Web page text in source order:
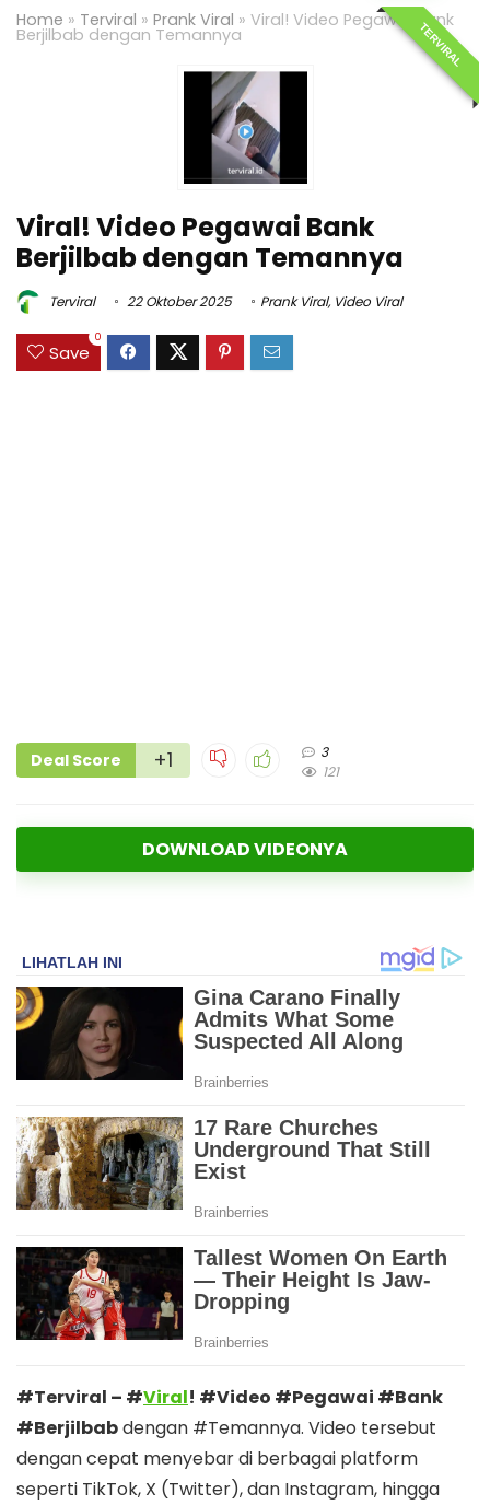
Home » Terviral » Prank Viral » Viral! Video Pegawai Bank
Berjilbab dengan Temannya TERVIRAL
Viral! Video Pegawai Bank
Berjilbab dengan Temannya
Terviral 22 Oktober 2025 Prank Viral, Video Viral
Save
0
Deal Score +1
3
121
DOWNLOAD VIDEONYA
#Terviral – #Viral! #Video #Pegawai #Bank
#Berjilbabdengan #Temannya. Video tersebut
dengan cepat menyebar di berbagai platform
seperti TikTok, X (Twitter), dan Instagram, hingga